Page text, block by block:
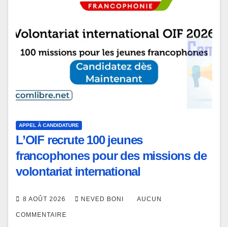
APPEL À CANDIDATURE
L’OIF recrute 100 jeunes
francophones pour des missions de
volontariat international
8 AOÛT 2026 NEVED BONI AUCUN
COMMENTAIRE